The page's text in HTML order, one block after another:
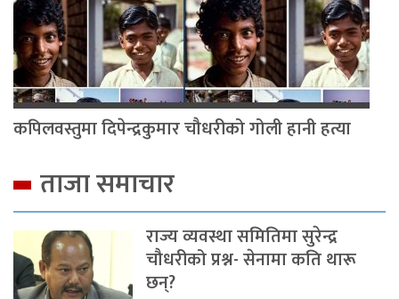
कपिलवस्तुमा दिपेन्द्रकुमार चौधरीको गोली हानी हत्या
ताजा समाचार
राज्य व्यवस्था समितिमा सुरेन्द्र
चौधरीको प्रश्न- सेनामा कति थारू
छन्?